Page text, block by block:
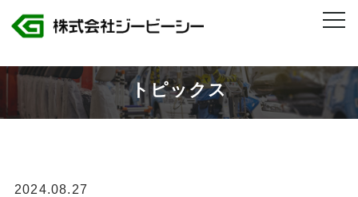
株式会社ジービーシー 岐阜県・愛知県のトヨタグループ製造人材派遣
>急募！ 山県市・穂積市・海津市で高給チャンス
トピックス
2024.08.27